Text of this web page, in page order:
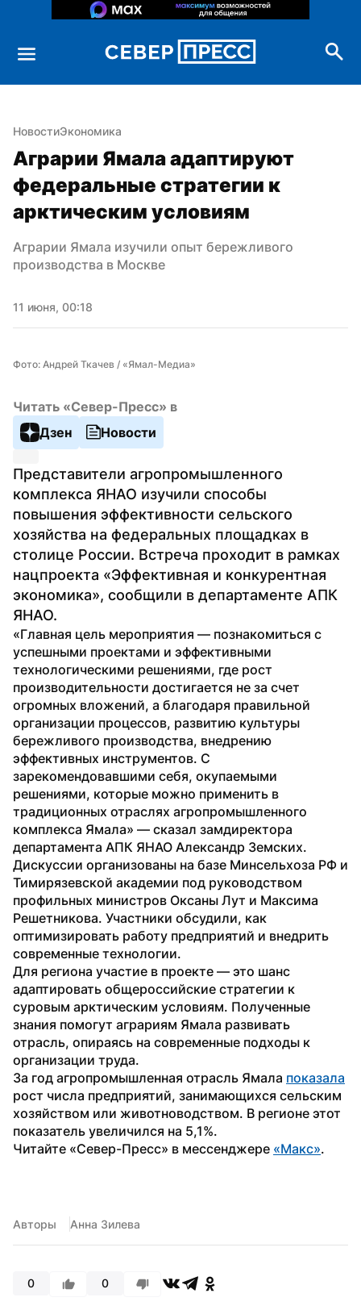
НовостиЭкономика
Аграрии Ямала адаптируют
федеральные стратегии к
арктическим условиям
Аграрии Ямала изучили опыт бережливого
производства в Москве
11 июня, 00:18
Фото: Андрей Ткачев / «Ямал-Медиа»
Читать «Север-Пресс» в
Дзен
Новости
Представители агропромышленного
комплекса ЯНАО изучили способы
повышения эффективности сельского
хозяйства на федеральных площадках в
столице России. Встреча проходит в рамках
нацпроекта «Эффективная и конкурентная
экономика», сообщили в департаменте АПК
ЯНАО.
«Главная цель мероприятия — познакомиться с
успешными проектами и эффективными
технологическими решениями, где рост
производительности достигается не за счет
огромных вложений, а благодаря правильной
организации процессов, развитию культуры
бережливого производства, внедрению
эффективных инструментов. С
зарекомендовавшими себя, окупаемыми
решениями, которые можно применить в
традиционных отраслях агропромышленного
комплекса Ямала» — сказал замдиректора
департамента АПК ЯНАО Александр Земских.
Дискуссии организованы на базе Минсельхоза РФ и
Тимирязевской академии под руководством
профильных министров Оксаны Лут и Максима
Решетникова. Участники обсудили, как
оптимизировать работу предприятий и внедрить
современные технологии.
Для региона участие в проекте — это шанс
адаптировать общероссийские стратегии к
суровым арктическим условиям. Полученные
знания помогут аграриям Ямала развивать
отрасль, опираясь на современные подходы к
организации труда.
За год агропромышленная отрасль Ямала показала
рост числа предприятий, занимающихся сельским
хозяйством или животноводством. В регионе этот
показатель увеличился на 5,1%.
Читайте «Север-Пресс» в мессенджере «Макс».
Авторы Анна Зилева
0 0